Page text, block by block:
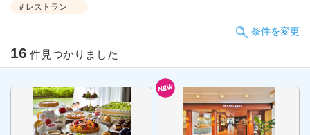
＃レストラン
条件を変更
16 件見つかりました